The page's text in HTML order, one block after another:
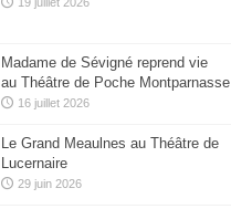
Madame de Sévigné reprend vie
au Théâtre de Poche Montparnasse
16 juillet 2026
Le Grand Meaulnes au Théâtre de
Lucernaire
29 juin 2026